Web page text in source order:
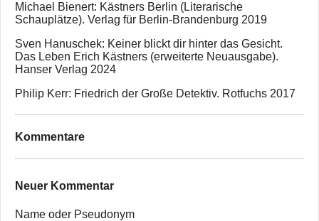
Michael Bienert: Kästners Berlin (Literarische
Schauplätze). Verlag für Berlin-Brandenburg 2019
Sven Hanuschek: Keiner blickt dir hinter das Gesicht.
Das Leben Erich Kästners (erweiterte Neuausgabe).
Hanser Verlag 2024
Philip Kerr: Friedrich der Große Detektiv. Rotfuchs 2017
Kommentare
Neuer Kommentar
Name oder Pseudonym